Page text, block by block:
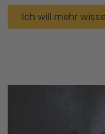
Ich will mehr